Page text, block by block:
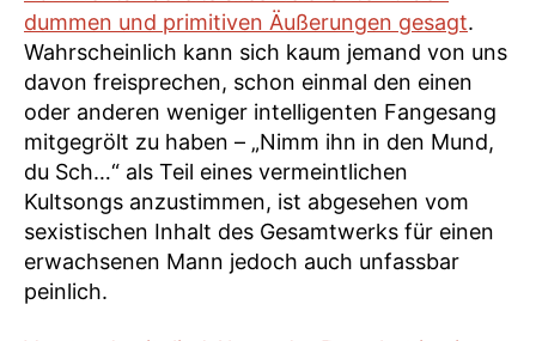
dummen und primitiven Äußerungen gesagt.
Wahrscheinlich kann sich kaum jemand von uns
davon freisprechen, schon einmal den einen
oder anderen weniger intelligenten Fangesang
mitgegrölt zu haben – „Nimm ihn in den Mund,
du Sch…“ als Teil eines vermeintlichen
Kultsongs anzustimmen, ist abgesehen vom
sexistischen Inhalt des Gesamtwerks für einen
erwachsenen Mann jedoch auch unfassbar
peinlich.